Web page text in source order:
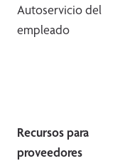
Autoservicio del
empleado
Recursos para
proveedores